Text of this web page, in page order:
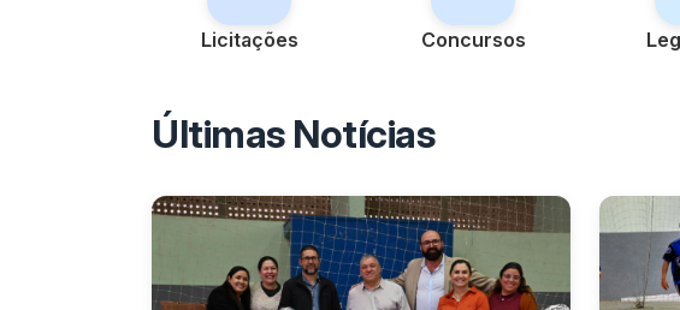
Licitações Concursos
Últimas Notícias